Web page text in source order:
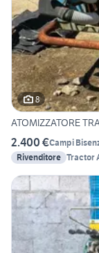
8
ATOMIZZATORE
2.400 €Campi
Rivenditore Tractor